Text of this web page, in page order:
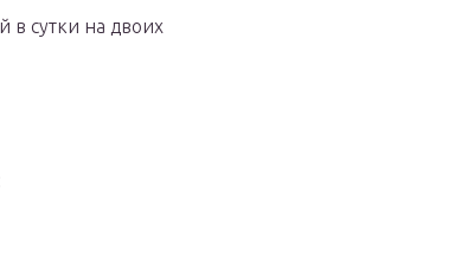
в сутки на двоих